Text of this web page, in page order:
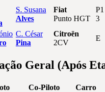
S. Susana
Alves
Fiat
Punto HGT
P1
3
C. César
Pina
Citroën
2CV
E
Geral (Após
Co-Piloto Carro